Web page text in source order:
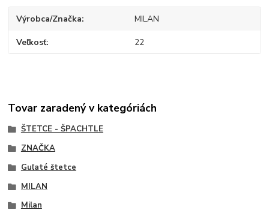
Výrobca/Značka MILAN
Veľkosť 22
Tovar zaradený v kategóriách
ŠTETCE - ŠPACHTLE
ZNAČKA
Guľaté štetce
MILAN
Milan